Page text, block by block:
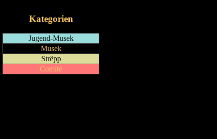
Kategorien
Jugend-Musek
Musek
Strëpp
Comité